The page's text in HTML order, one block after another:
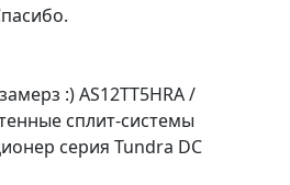
:) AS12TT5HRA /
сплит-системы
серия Tundra DC